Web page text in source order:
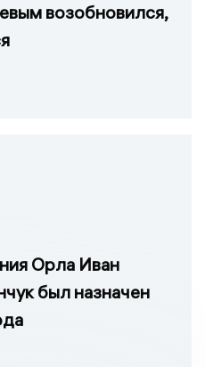
возобновился,
Орла Иван
был назначен